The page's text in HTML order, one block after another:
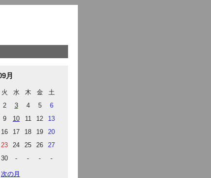
月
火 水 木 金
土
2 3 4 5
6
9 10 11 12
13
16 17 18 19
20
23 24 25 26
27
30 - - - -
次の月